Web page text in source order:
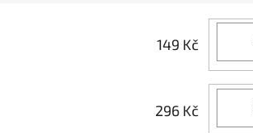
149 Kč
296 Kč